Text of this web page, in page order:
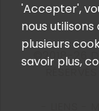
©2018-26
'Accepter',
nous
plusieurs
savoir plus,